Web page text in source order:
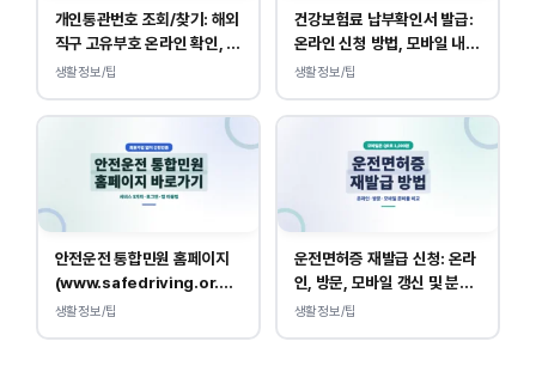
개인통관번호 조회/찾기: 해외
직구 고유부호 온라인 확인, 발
급 방법
생활정보/팁
건강보험료 납부확인서 발급:
온라인 신청 방법, 모바일 내역
조회 안내
생활정보/팁
안전운전 통합민원 홈페이지
(www.safedriving.or.kr)
바로가기, 운전면허 민원 사이
생활정보/팁
운전면허증 재발급 신청: 온라
인, 방문, 모바일 갱신 및 분실
대응
생활정보/팁